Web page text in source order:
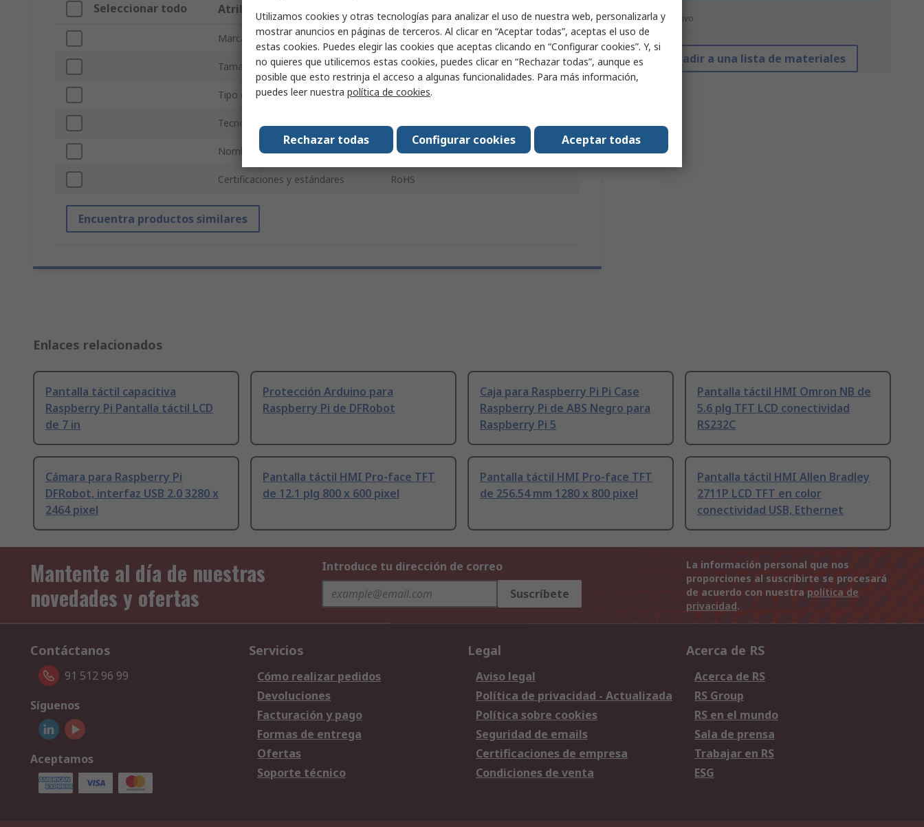
*precio indicativo
Añadir a una lista de materiales
Seleccionar todo Atributo Valor
Marca DFRobot
Tamaño diagonal de la pantalla 7in
Tipo de producto Pantalla para Raspberry Pi
Tecnología de la pantalla Display TFT de color
Nombre del kit Pantalla táctil LCD para Raspberry Pi
Certificaciones y estándares RoHS
Encuentra productos similares
Enlaces relacionados
Pantalla táctil capacitiva
Raspberry Pi Pantalla táctil LCD
de 7 in
Protección Arduino para
Raspberry Pi de DFRobot
Caja para Raspberry Pi Pi Case
Raspberry Pi de ABS Negro para
Raspberry Pi 5
Pantalla táctil HMI Omron NB de
5.6 plg TFT LCD conectividad
RS232C
Cámara para Raspberry Pi
DFRobot, interfaz USB 2.0 3280 x
2464 pixel
Pantalla táctil HMI Pro-face TFT
de 12.1 plg 800 x 600 pixel
Pantalla táctil HMI Pro-face TFT
de 256.54 mm 1280 x 800 pixel
Pantalla táctil HMI Allen Bradley
2711P LCD TFT en color
conectividad USB, Ethernet
Mantente al día de nuestras
novedades y ofertas
Introduce tu dirección de correo
Suscríbete
La información personal que nos
proporciones al suscribirte se procesará
de acuerdo con nuestra política de
privacidad.
Contáctanos
91 512 96 99
Síguenos
Aceptamos
Servicios
Cómo realizar pedidos
Devoluciones
Facturación y pago
Formas de entrega
Ofertas
Soporte técnico
Legal
Aviso legal
Política de privacidad - Actualizada
Política sobre cookies
Seguridad de emails
Certificaciones de empresa
Condiciones de venta
Acerca de RS
Acerca de RS
RS Group
RS en el mundo
Sala de prensa
Trabajar en RS
ESG
Utilizamos cookies y otras tecnologías para analizar el uso de nuestra web, personalizarla y
mostrar anuncios en páginas de terceros. Al clicar en “Aceptar todas”, aceptas el uso de
estas cookies. Puedes elegir las cookies que aceptas clicando en “Configurar cookies”. Y, si
no quieres que utilicemos estas cookies, puedes clicar en “Rechazar todas”, aunque es
posible que esto restrinja el acceso a algunas funcionalidades. Para más información,
puedes leer nuestra política de cookies.
Aceptar todas
Configurar cookies
Rechazar todas